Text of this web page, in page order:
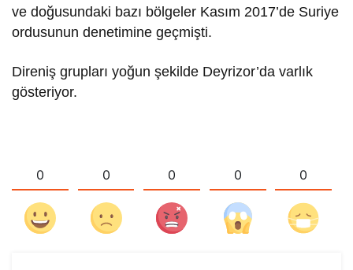
ve doğusundaki bazı bölgeler Kasım 2017’de Suriye
ordusunun denetimine geçmişti.
Direniş grupları yoğun şekilde Deyrizor’da varlık
gösteriyor.
0 0 0 0 0